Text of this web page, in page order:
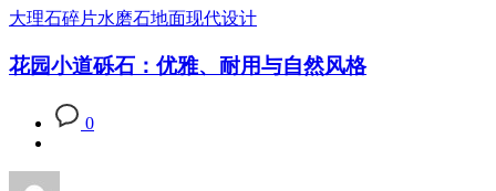
大理石碎片水磨石地面现代设计
花园小道砾石：优雅、耐用与自然风格
0